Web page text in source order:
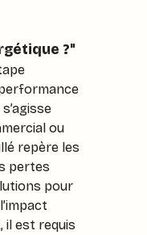
?"
ou
repère les
pertes
pour
il est requis